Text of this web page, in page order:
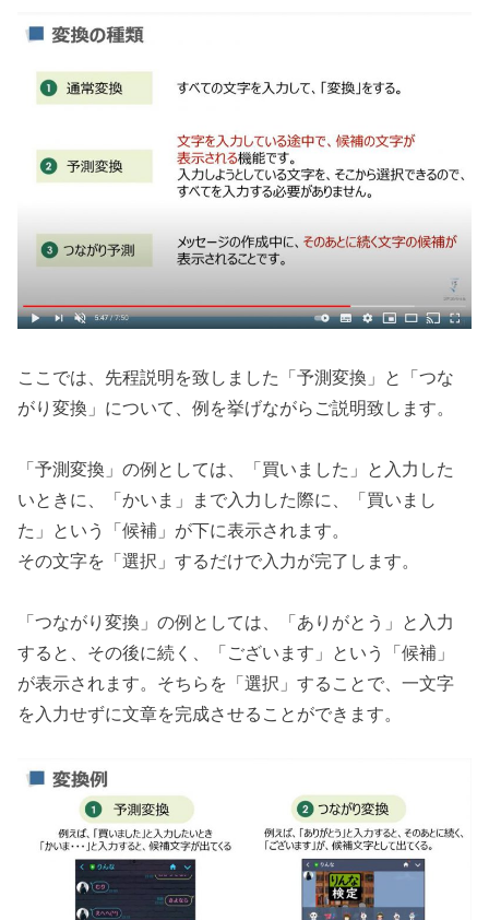
ここでは、先程説明を致しました「予測変換」と「つな
がり変換」について、例を挙げながらご説明致します。
「予測変換」の例としては、「買いました」と入力した
いときに、「かいま」まで入力した際に、「買いまし
た」という「候補」が下に表示されます。
その文字を「選択」するだけで入力が完了します。
「つながり変換」の例としては、「ありがとう」と入力
すると、その後に続く、「ございます」という「候補」
が表示されます。そちらを「選択」することで、一文字
を入力せずに文章を完成させることができます。